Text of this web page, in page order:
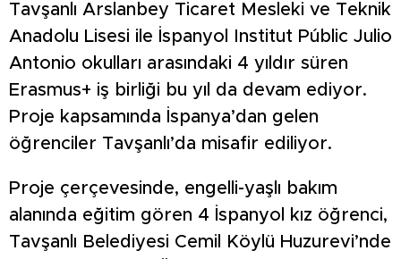
Tavşanlı Arslanbey Ticaret Mesleki ve Teknik
Anadolu Lisesi ile İspanyol Institut Públic Julio
Antonio okulları arasındaki 4 yıldır süren
Erasmus+ iş birliği bu yıl da devam ediyor.
Proje kapsamında İspanya’dan gelen
öğrenciler Tavşanlı’da misafir ediliyor.
Proje çerçevesinde, engelli-yaşlı bakım
alanında eğitim gören 4 İspanyol kız öğrenci,
Tavşanlı Belediyesi Cemil Köylü Huzurevi’nde